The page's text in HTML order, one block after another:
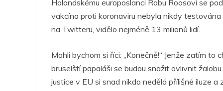
Holandskému europoslanci Robu Roosovi se
vakcína proti koronaviru nebyla nikdy testována
na Twitteru, vidělo nejméně 13 milionů lidí.
Mohli bychom si říci: „Konečně!“ Jenže zatím
bruselští papaláši se budou snažit ovlivnit
justice v EU si snad nikdo nedělá přílišné iluze